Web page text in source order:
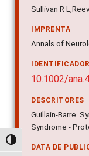
Alternar alto
Sullivan R
IMPRENTA
Annals of
10.1002/
DESCRITORES
Guillain-Barre
Syndrome -
DATA DE